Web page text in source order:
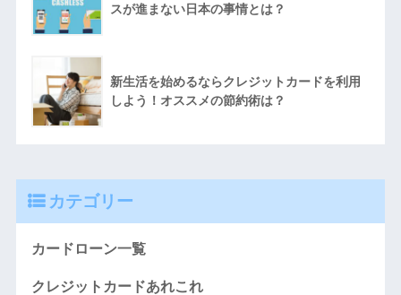
スが進まない日本の事情とは？
新生活を始めるならクレジットカードを利用
しよう！オススメの節約術は？
カテゴリー
カードローン一覧
クレジットカードあれこれ